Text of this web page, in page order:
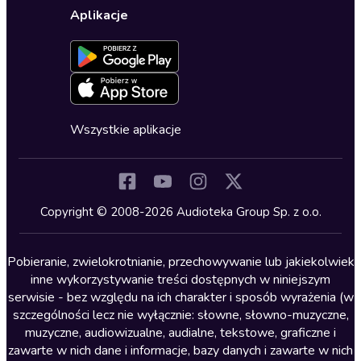
Dla młodzieży
Kryminały
Lektury szkolne
Literatura anglojęzyczna
Literatura faktu
Literatura obyczajowa
Literatura piękna obca
Ustawienia prywatności
Formularz zgłaszania nielegalnych treści
Deklaracja dostępności
Oferta dla firm i bibliotek
Dołącz do newslettera
Blog
Zapowiedzi
Cykle audiobooków
Aplikacje
Wszystkie aplikacje
Copyright © 2008-2026 Audioteka Group Sp. z o.o.
Pobieranie, zwielokrotnianie, przechowywanie lub jakiekolwiek
inne wykorzystywanie treści dostępnych w niniejszym
serwisie - bez względu na ich charakter i sposób wyrażenia (w
szczególności lecz nie wyłącznie: słowne, słowno-muzyczne,
muzyczne, audiowizualne, audialne, tekstowe, graficzne i
zawarte w nich dane i informacje, bazy danych i zawarte w nich